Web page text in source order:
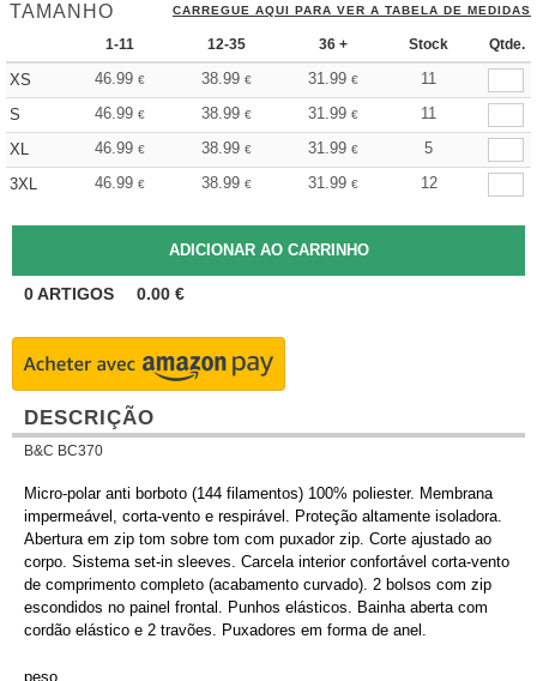
TAMANHO CARREGUE AQUI PARA VER A TABELA DE MEDIDAS
1-11 12-35 36 + Stock Qtde.
XS 46.99 € 38.99 € 31.99 €
11
S
46.99 € 38.99 € 31.99 €
11
XL
46.99 € 38.99 € 31.99 €
5
3XL
46.99 € 38.99 € 31.99 € 12
0ARTIGOS 0.00 €
DESCRIÇÃO
B&C BC370
Micro-polar anti borboto (144 filamentos) 100% poliester. Membrana
impermeável, corta-vento e respirável. Proteção altamente isoladora.
Abertura em zip tom sobre tom com puxador zip. Corte ajustado ao
corpo. Sistema set-in sleeves. Carcela interior confortável corta-vento
de comprimento completo (acabamento curvado). 2 bolsos com zip
escondidos no painel frontal. Punhos elásticos. Bainha aberta com
cordão elástico e 2 travões. Puxadores em forma de anel.
peso